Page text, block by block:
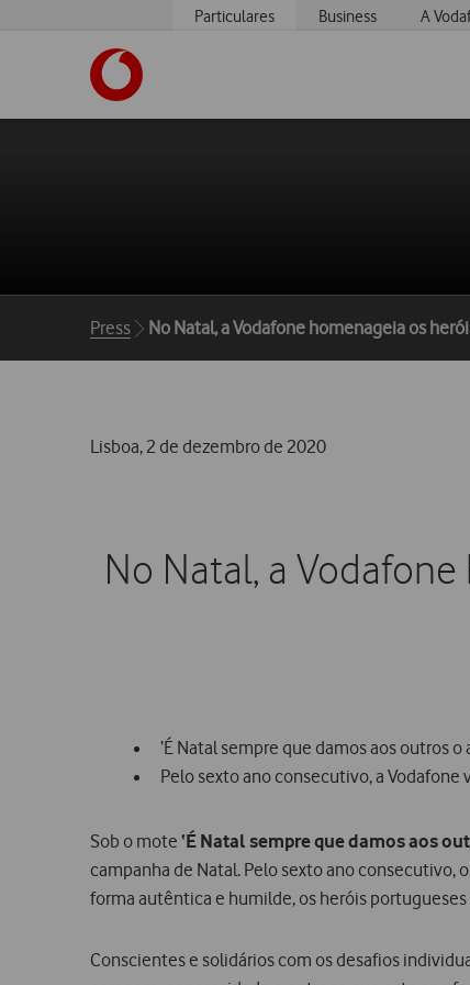
Particulares Business A
Breadcrumbs
Press No Natal, a Vodafone homenageia os
Lisboa, 2 de dezembro de 2020
No Natal, a
‘É Natal sempre que damos aos outros
Pelo sexto ano consecutivo, a
Sob o mote ‘É Natal sempre que damos aos
campanha de Natal. Pelo sexto ano consecutivo,
forma autêntica e humilde, os heróis portugueses
Conscientes e solidários com os desafios